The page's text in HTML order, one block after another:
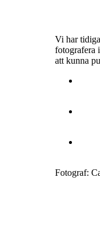
Vi har
fotografera
att kunna
Fotograf: